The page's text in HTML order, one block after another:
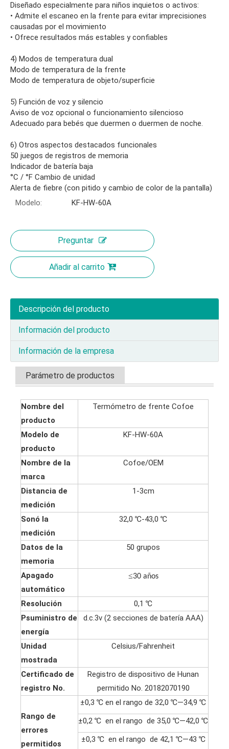
Diseñado especialmente para niños inquietos o activos:
• Admite el escaneo en la frente para evitar imprecisiones
causadas por el movimiento
• Ofrece resultados más estables y confiables
4) Modos de temperatura dual
Modo de temperatura de la frente
Modo de temperatura de objeto/superficie
5) Función de voz y silencio
Aviso de voz opcional o funcionamiento silencioso
Adecuado para bebés que duermen o duermen de noche.
6) Otros aspectos destacados funcionales
50 juegos de registros de memoria
Indicador de batería baja
°C / °F Cambio de unidad
Alerta de fiebre (con pitido y cambio de color de la pantalla)
Modelo:
KF-HW-60A
Preguntar
Añadir al carrito
Descripción del producto
Información del producto
Información de la empresa
Parámetro de productos
Nombre del
producto
Termómetro de frente Cofoe
Modelo de
producto
KF-HW-60A
Nombre de la
marca
Cofoe/OEM
Distancia de
medición
1-3cm
Sonó la
medición
32,0 ℃-43,0 ℃
Datos de la
memoria
50 grupos
Apagado
automático
≤30 años
Resolución
0,1 ℃
Psuministro de
energía
d.c.3v (2 secciones de batería AAA)
Unidad
mostrada
Celsius/Fahrenheit
Certificado de
registro No.
Registro de dispositivo de Hunan
permitido No. 20182070190
Rango de
errores
permitidos
±0,3 ℃ en el rango de 32,0 ℃—34,9 ℃
±0,2 ℃ en el rango de 35,0 ℃—42,0 ℃
±0,3 ℃ en el rango de 42,1 ℃—43 ℃